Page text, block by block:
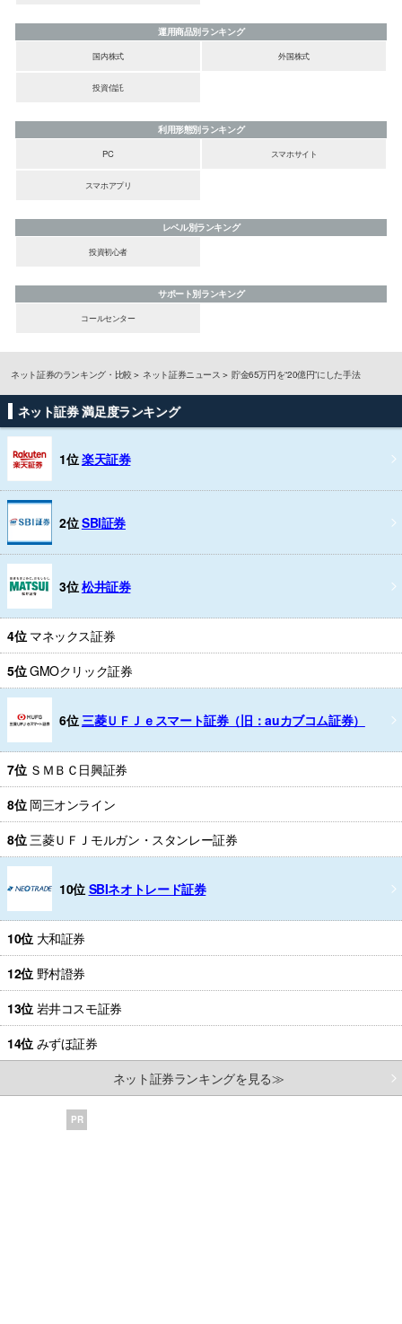
運用商品別ランキング
国内株式
外国株式
投資信託
利用形態別ランキング
PC
スマホサイト
スマホアプリ
レベル別ランキング
投資初心者
サポート別ランキング
コールセンター
ネット証券のランキング・比較 ネット証券ニュース 貯金65万円を“20億円”にした手法
ネット証券 満足度ランキング
1位楽天証券
2位SBI証券
3位松井証券
4位 マネックス証券
5位GMOクリック証券
6位 三菱ＵＦＪｅスマート証券（旧：auカブコム証券）
7位 ＳＭＢＣ日興証券
8位 岡三オンライン
8位 三菱ＵＦＪモルガン・スタンレー証券
10位 SBIネオトレード証券
10位 大和証券
12位 野村證券
13位 岩井コスモ証券
14位 みずほ証券
ネット証券ランキングを見る≫
PR